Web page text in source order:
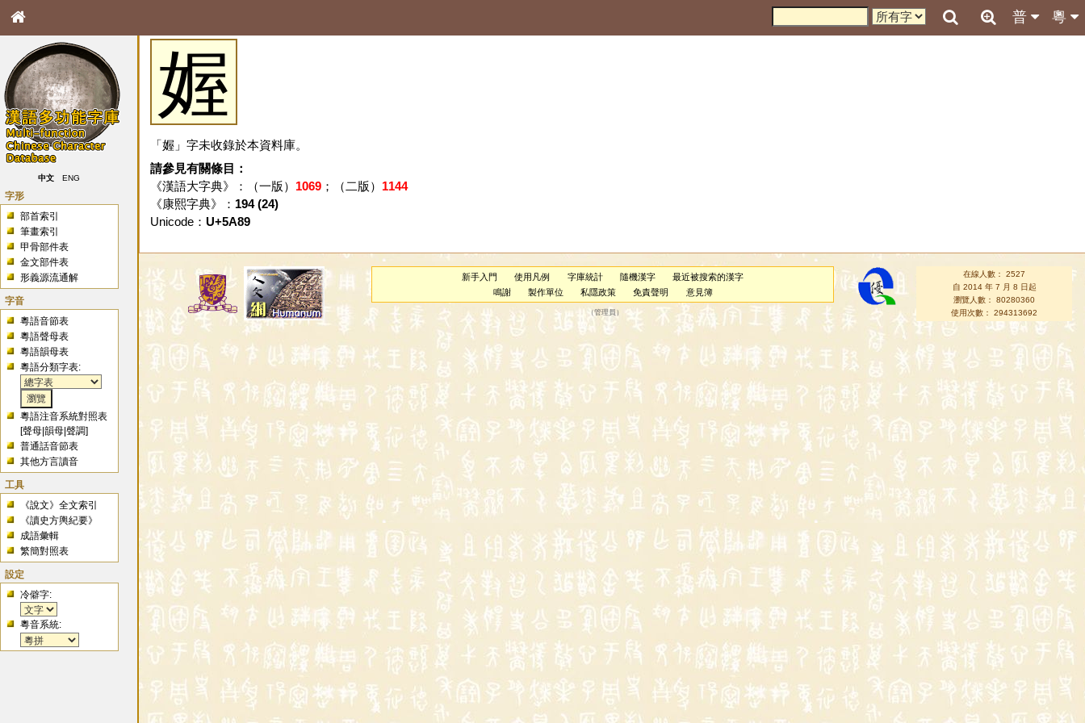
粵
普
中文 ENG
字形
部首索引
筆畫索引
甲骨部件表
金文部件表
形義源流通解
字音
粵語音節表
粵語聲母表
粵語韻母表
粵語分類字表:
粵語注音系統對照表
[聲母 |韻母 |聲調]
普通話音節表
其他方言讀音
工具
《說文》全文索引
《讀史方輿紀要》
成語彙輯
繁簡對照表
設定
冷僻字:
粵音系統:
媉
「媉」字未收錄於本資料庫。
請參見有關條目：
《漢語大字典》：（一版） 1069；（二版） 1144
《康熙字典》： 194 (24)
Unicode： U+5A89
新手入門 使用凡例 字庫統計 隨機漢字
最近被搜索的漢字
鳴謝
製作單位 私隱政策 免責聲明 意見簿
（管理員 ）
在線人數： 2527
自 2014 年 7 月 8 日起
瀏覽人數： 80280360
使用次數： 294313692